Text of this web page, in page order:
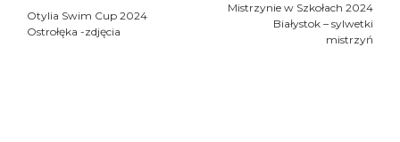
Otylia Swim Cup 2024
Ostrołęka -zdjęcia
Mistrzynie w Szkołach 2024
Białystok – sylwetki
mistrzyń